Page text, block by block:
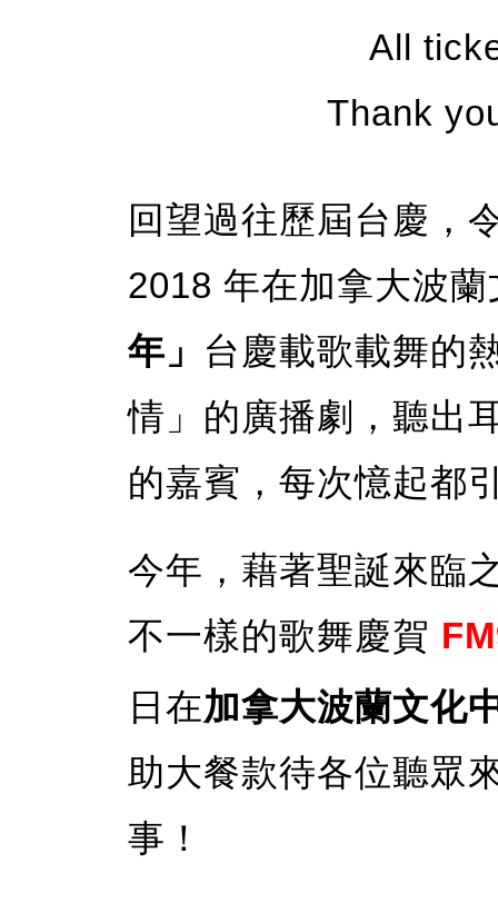
All
Thank
回望過往歷屆台慶，
2018 年在加拿大波
年」 台慶載歌載舞的
情」的廣播劇，聽出
的嘉賓，每次憶起都
今年，藉著聖誕來臨
不一樣的歌舞慶賀
日在加拿大波蘭文化
助大餐款待各位聽眾
事！